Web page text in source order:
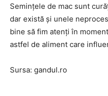
Semințele de mac sunt
dar există și unele
bine să fim atenți în
astfel de aliment care
Sursa: gandul.ro